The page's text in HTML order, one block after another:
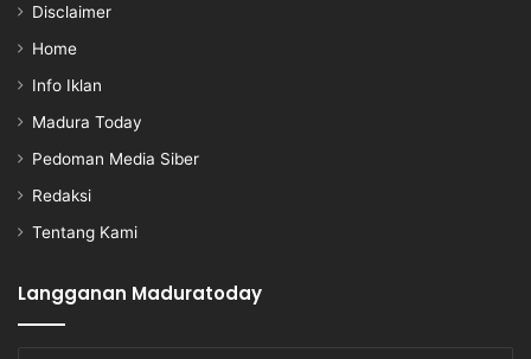
Disclaimer
Home
Info Iklan
Madura Today
Pedoman Media Siber
Redaksi
Tentang Kami
Langganan Maduratoday